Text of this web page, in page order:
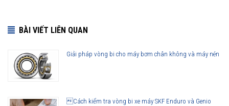
BÀI VIẾT LIÊN QUAN
Giải pháp vòng bi cho máy bơm chân không và máy nén
Cách kiểm tra vòng bi xe máy SKF Enduro và Genio